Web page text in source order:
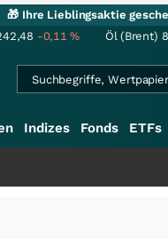
🎁 Ihre Lieblingsaktie
-0,11% Öl (Brent)
Indizes Fonds ETFs